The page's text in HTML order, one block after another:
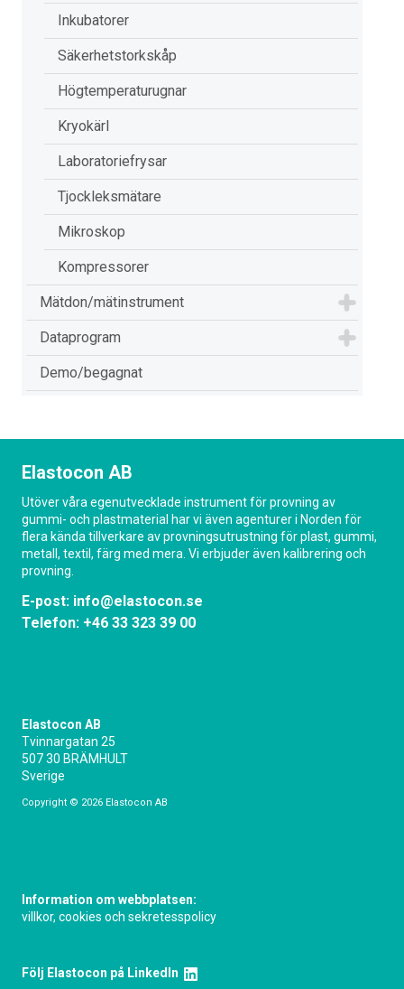
Inkubatorer
Säkerhetstorkskåp
Högtemperaturugnar
Kryokärl
Laboratoriefrysar
Tjockleksmätare
Mikroskop
Kompressorer
Mätdon/mätinstrument
Dataprogram
Demo/begagnat
Elastocon AB
Utöver våra egenutvecklade instrument för provning av
gummi- och plastmaterial har vi även agenturer i Norden för
flera kända tillverkare av provningsutrustning för plast, gummi,
metall, textil, färg med mera. Vi erbjuder även kalibrering och
provning.
E-post: info@elastocon.se
Telefon: +46 33 323 39 00
Elastocon AB
Tvinnargatan 25
507 30 BRÄMHULT
Sverige
Copyright © 2026 Elastocon AB
Information om webbplatsen:
villkor, cookies och sekretesspolicy
Följ Elastocon på LinkedIn